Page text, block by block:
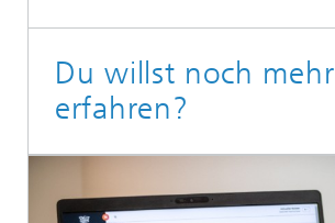
Du willst noch mehr
erfahren?